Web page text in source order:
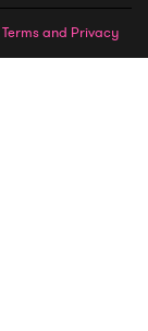
Terms and Privacy